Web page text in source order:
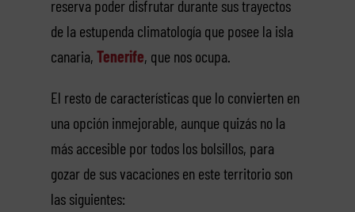
reserva poder disfrutar durante sus trayectos
de la estupenda climatología que posee la isla
canaria, Tenerife, que nos ocupa.
El resto de características que lo convierten en
una opción inmejorable, aunque quizás no la
más accesible por todos los bolsillos, para
gozar de sus vacaciones en este territorio son
las siguientes: